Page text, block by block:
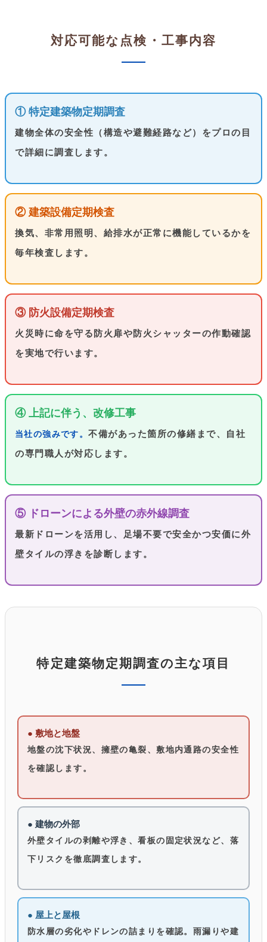
対応可能な点検・工事内容
① 特定建築物定期調査
建物全体の安全性（構造や避難経路など）をプロの目
で詳細に調査します。
② 建築設備定期検査
換気、非常用照明、給排水が正常に機能しているかを
毎年検査します。
③ 防火設備定期検査
火災時に命を守る防火扉や防火シャッターの作動確認
を実地で行います。
④ 上記に伴う、改修工事
当社の強みです。不備があった箇所の修繕まで、自社
の専門職人が対応します。
⑤ ドローンによる外壁の赤外線調査
最新ドローンを活用し、足場不要で安全かつ安価に外
壁タイルの浮きを診断します。
特定建築物定期調査の主な項目
● 敷地と地盤
地盤の沈下状況、擁壁の亀裂、敷地内通路の安全性
を確認します。
● 建物の外部
外壁タイルの剥離や浮き、看板の固定状況など、落
下リスクを徹底調査します。
● 屋上と屋根
防水層の劣化やドレンの詰まりを確認。雨漏りや建